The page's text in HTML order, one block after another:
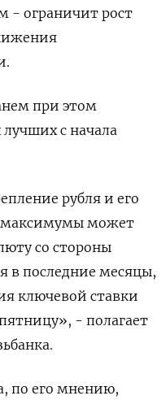
- ограничит рост
при этом
лучших с начала
рубля и его
максимумы может
со стороны
в последние месяцы,
ключевой ставки
- полагает
по его мнению,